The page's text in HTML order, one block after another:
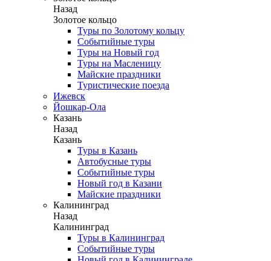
Назад
Золотое кольцо
Туры по Золотому кольцу
Событийные туры
Туры на Новый год
Туры на Масленицу
Майские праздники
Туристические поезда
Ижевск
Йошкар-Ола
Казань
Назад
Казань
Туры в Казань
Автобусные туры
Событийные туры
Новый год в Казани
Майские праздники
Калининград
Назад
Калининград
Туры в Калининград
Событийные туры